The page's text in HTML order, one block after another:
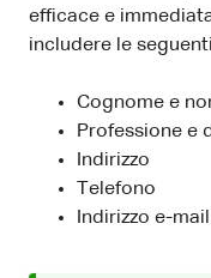
efficace e
includere le
Cognome e
Professione e
Indirizzo
Telefono
Indirizzo e-mail